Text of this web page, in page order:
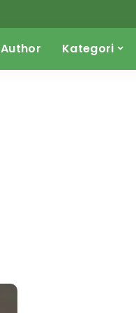
Author Kategori